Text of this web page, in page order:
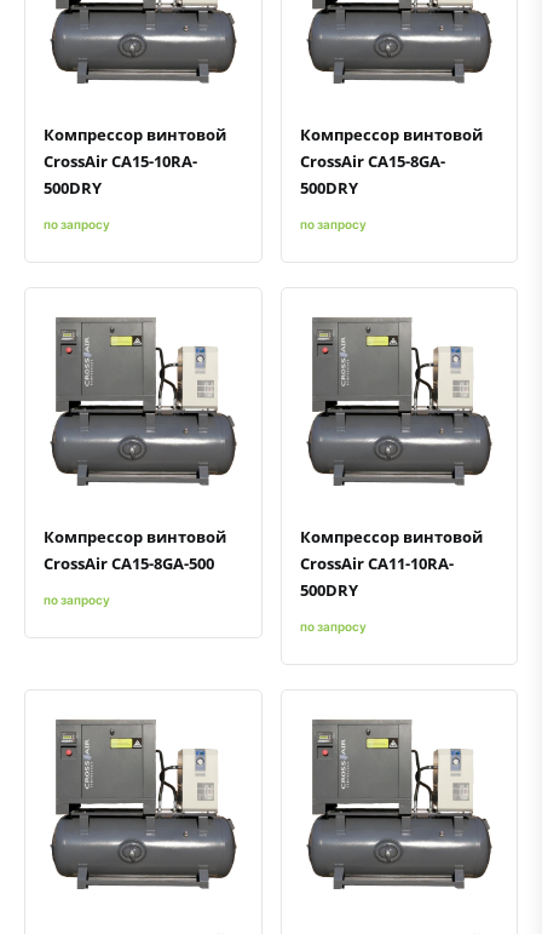
Быстрый просмотр
Добавить к сравнению
Добавить в избранное
Компрессор винтовой
CrossAir CA15-10RA-
500DRY
по запросу
Быстрый просмотр
Добавить к сравнению
Добавить в избранное
Компрессор винтовой
CrossAir CA15-8GA-
500DRY
по запросу
Быстрый просмотр
Добавить к сравнению
Добавить в избранное
Компрессор винтовой
CrossAir CA15-8GA-500
по запросу
Быстрый просмотр
Добавить к сравнению
Добавить в избранное
Компрессор винтовой
CrossAir CA11-10RA-
500DRY
по запросу
Быстрый просмотр
Добавить к сравнению
Добавить в избранное Быстрый просмотр
Добавить к сравнению
Добавить в избранное